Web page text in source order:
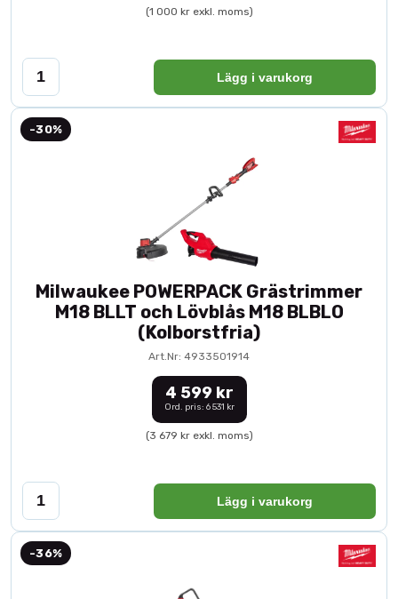
(1 000 kr exkl. moms)
Lägg i varukorg
-30%
Milwaukee POWERPACK Grästrimmer
M18 BLLT och Lövblås M18 BLBLO
(Kolborstfria)
Art.Nr: 4933501914
4 599 kr
Ord. pris: 6 531 kr
(3 679 kr exkl. moms)
Lägg i varukorg
-36%